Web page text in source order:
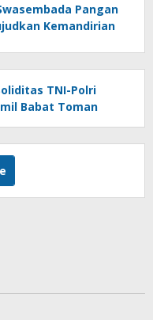
Pangan
Kemandirian
TNI-Polri
Babat Toman